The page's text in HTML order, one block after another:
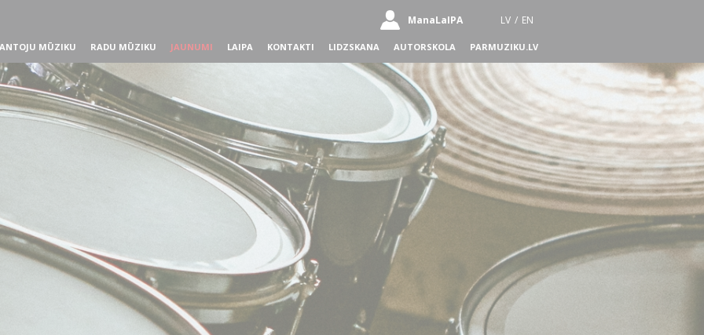
ManaLaIPA LV / EN
MŪZIKU RADU MŪZIKU JAUNUMI LAIPA KONTAKTI LIDZSKANA AUTORSKOLA PARMUZIKU.LV